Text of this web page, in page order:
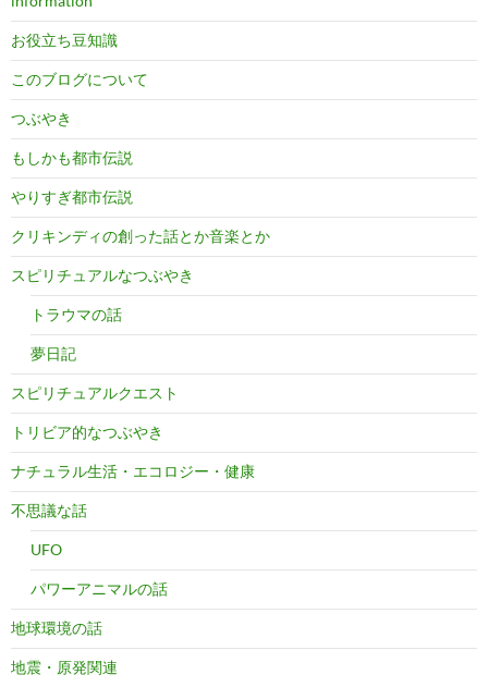
お役立ち豆知識
このブログについて
つぶやき
もしかも都市伝説
やりすぎ都市伝説
クリキンディの創った話とか音楽とか
スピリチュアルなつぶやき
トラウマの話
夢日記
スピリチュアルクエスト
トリビア的なつぶやき
ナチュラル生活・エコロジー・健康
不思議な話
UFO
パワーアニマルの話
地球環境の話
地震・原発関連